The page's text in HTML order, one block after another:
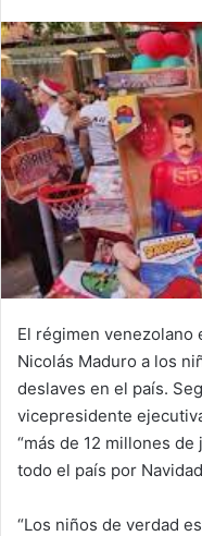
El régimen
Nicolás Maduro a los
deslaves en el país.
vicepresidente
“más de 12 millones
todo el país por
“Los niños de verdad